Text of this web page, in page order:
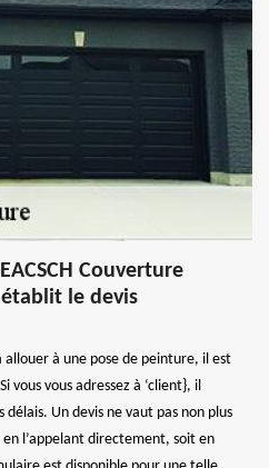
Couverture
le devis
à une pose de peinture, il est
vous vous adressez à ‘client}, il
Un devis ne vaut pas non plus
l’appelant directement, soit en